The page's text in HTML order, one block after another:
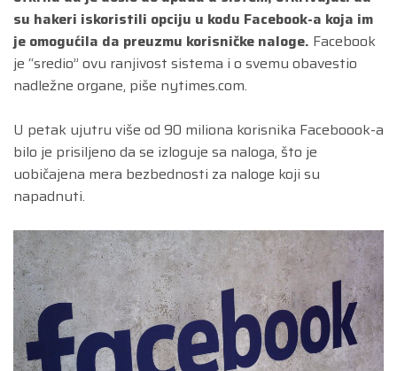
su hakeri iskoristili opciju u kodu Facebook-a koja im
je omogućila da preuzmu korisničke naloge. Facebook
je “sredio” ovu ranjivost sistema i o svemu obavestio
nadležne organe, piše nytimes.com.
U petak ujutru više od 90 miliona korisnika Faceboook-a
bilo je prisiljeno da se izloguje sa naloga, što je
uobičajena mera bezbednosti za naloge koji su
napadnuti.